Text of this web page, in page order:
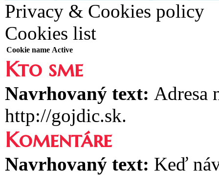
Privacy & Cookies policy
Cookies list
Cookie name Active
Kto sme
Navrhovaný text: Adresa
http://gojdic.sk.
Komentáre
Navrhovaný text: Keď